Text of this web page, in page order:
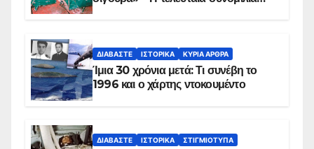
ΔΙΑΒΆΣΤΕ ΙΣΤΟΡΙΚΆ ΚΥΡΙΑ ΑΡΘΡΑ
Ίμια 30 χρόνια μετά: Τι συνέβη το
1996 και ο χάρτης ντοκουμέντο
ΔΙΑΒΆΣΤΕ ΙΣΤΟΡΙΚΆ ΣΤΙΓΜΙΌΤΥΠΑ